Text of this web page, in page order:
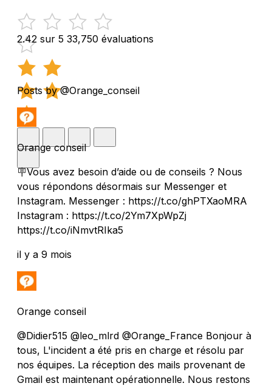
2.42 sur 5 33,750 évaluations
Posts by @Orange_conseil
Orange conseil
🪧Vous avez besoin d’aide ou de conseils ? Nous
vous répondons désormais sur Messenger et
Instagram. Messenger : https://t.co/ghPTXaoMRA
Instagram : https://t.co/2Ym7XpWpZj
https://t.co/iNmvtRIka5
il y a 9 mois
Orange conseil
@Didier515 @leo_mlrd @Orange_France Bonjour à
tous, L'incident a été pris en charge et résolu par
nos équipes. La réception des mails provenant de
Gmail est maintenant opérationnelle. Nous restons